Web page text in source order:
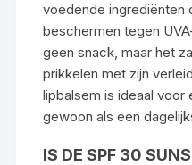
voedende ingrediënten
beschermen tegen
geen snack, maar het
prikkelen met zijn
lipbalsem is ideaal
gewoon als een
IS DE SPF 30